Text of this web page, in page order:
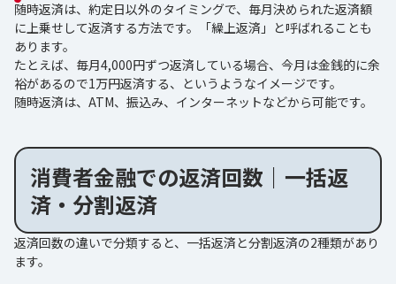
随時返済は、約定日以外のタイミングで、毎月決められた返済額
に上乗せして返済する方法です。「繰上返済」と呼ばれることも
あります。
たとえば、毎月4,000円ずつ返済している場合、今月は金銭的に余
裕があるので1万円返済する、というようなイメージです。
随時返済は、ATM、振込み、インターネットなどから可能です。
消費者金融での返済回数｜一括返
済・分割返済
返済回数の違いで分類すると、一括返済と分割返済の2種類があり
ます。